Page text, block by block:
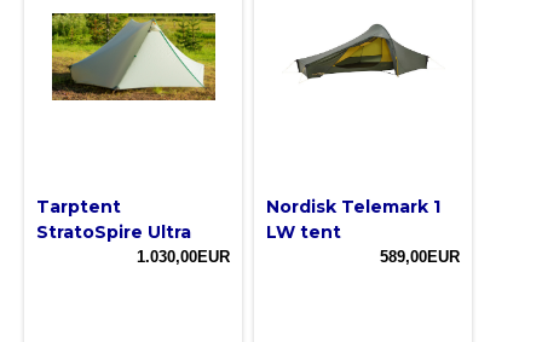
Tarptent
StratoSpire Ultra
1.030,00EUR
Nordisk Telemark 1
LW tent
589,00EUR